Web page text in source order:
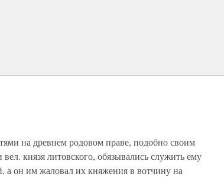
на древнем родовом праве, подобно своим
князя литовского, обязывались служить ему
а он им жаловал их княжения в вотчину на